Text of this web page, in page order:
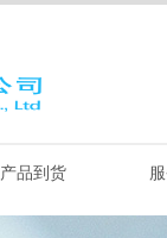
产品到货